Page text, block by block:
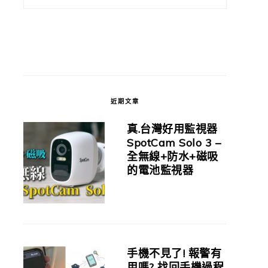
近期文章
真.台灣好用監視器
SpotCam Solo 3 –
全無線+防水+磁吸
的電池監視器
手機不見了! 報警有